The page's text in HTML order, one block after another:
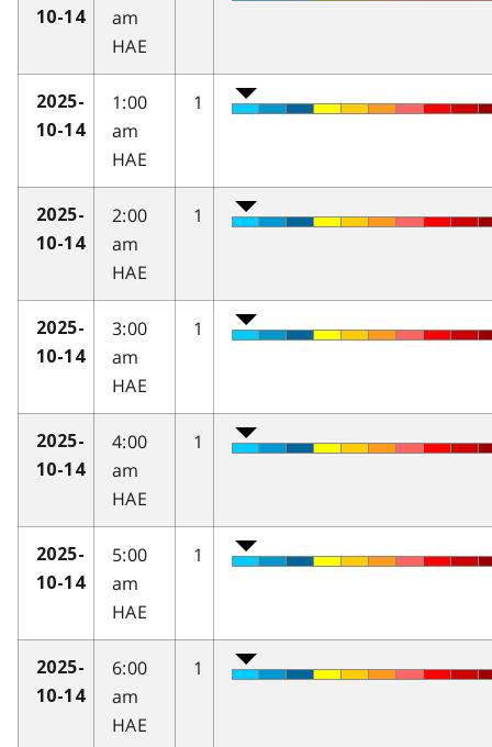
10-14
am
HAE
2025-
10-14
1:00
am
HAE
1
2025-
10-14
2:00
am
HAE
1
2025-
10-14
3:00
am
HAE
1
2025-
10-14
4:00
am
HAE
1
2025-
10-14
5:00
am
HAE
1
2025-
10-14
6:00
am
HAE
1